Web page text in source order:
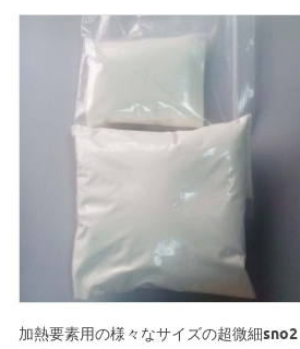
ミクロンサイズで供給することができ
加熱要素用の様々なサイズの超微細sno2